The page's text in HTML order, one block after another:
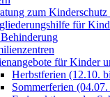
zum
für
für Kinder
Herbstferien (12.10.
Sommerferien